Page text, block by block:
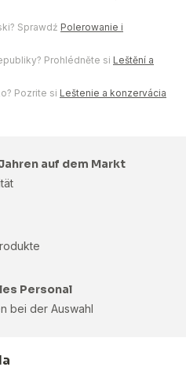
Sprawdź Polerowanie i
Prohlédněte si Leštění a
Pozrite si Leštenie a konzervácia
auf dem Markt
Personal
bei der Auswahl